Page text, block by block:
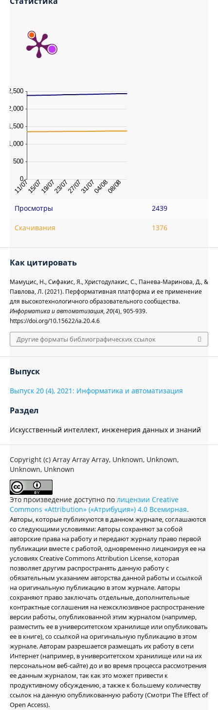
Просмотры 2439
Скачивания 1376
Как цитировать
Мамуцис, Н., Сифакис, Я., Христодулакис, С., Панева-Маринова, Д., &
Павлова, Л. (2021). Перформативная платформа и ее применение
для высокотехнологичного образовательного сообщества.
Информатика и автоматизация,20(4), 905-939.
https://doi.org/10.15622/ia.20.4.6
Другие форматы библиографических ссылок
Выпуск
Выпуск 20 (4), 2021: Информатика и автоматизация
Раздел
Искусственный интеллект, инженерия данных и знаний
Copyright (c) Array Array Array, Unknown, Unknown,
Unknown, Unknown
Это произведение доступно по лицензии Creative
Commons «Attribution» («Атрибуция») 4.0 Всемирная.
Авторы, которые публикуются в данном журнале, соглашаются
со следующими условиями: Авторы сохраняют за собой
авторские права на работу и передают журналу право первой
публикации вместе с работой, одновременно лицензируя ее на
условиях Creative Commons Attribution License, которая
позволяет другим распространять данную работу с
обязательным указанием авторства данной работы и ссылкой
на оригинальную публикацию в этом журнале. Авторы
сохраняют право заключать отдельные, дополнительные
контрактные соглашения на неэксклюзивное распространение
версии работы, опубликованной этим журналом (например,
разместить ее в университетском хранилище или опубликовать
ее в книге), со ссылкой на оригинальную публикацию в этом
журнале. Авторам разрешается размещать их работу в сети
Интернет (например, в университетском хранилище или на их
персональном веб-сайте) до и во время процесса рассмотрения
ее данным журналом, так как это может привести к
продуктивному обсуждению, а также к большему количеству
ссылок на данную опубликованную работу (Смотри The Effect of
Open Access).